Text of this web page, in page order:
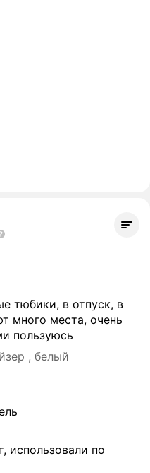
тюбики, в отпуск, в
много места, очень
пользуюсь
, белый
использовали по